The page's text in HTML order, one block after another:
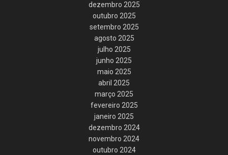
dezembro 2025
outubro 2025
setembro 2025
agosto 2025
julho 2025
junho 2025
maio 2025
abril 2025
março 2025
fevereiro 2025
janeiro 2025
dezembro 2024
novembro 2024
outubro 2024